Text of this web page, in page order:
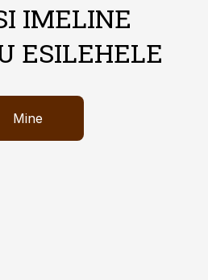
IMELINE
ESILEHELE
Mine